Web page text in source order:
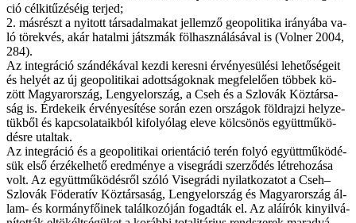
ció cél­ki­tű­zé­sé­ig ter­jed;
2. más­részt a nyi­tott tár­sa­dal­ma­kat jel­lem­ző geo­po­li­ti­ka irá­nyá­ba va­
ló tö­rek­vés, akár ha­tal­mi játsz­mák föl­hasz­ná­lá­sá­val is (Volner 2004,
284).
Az in­teg­rá­ció szán­dé­ká­val kez­di ke­res­ni ér­vé­nye­sü­lé­si le­he­tő­sé­ge­it
és he­lyét az új geo­po­li­ti­kai adott­sá­gok­nak meg­fe­le­lő­en töb­bek kö­
zött Ma­gyar­or­szág, Len­gyel­or­szág, a Cseh és a Szlo­vák Köz­tár­sa­
ság is. Ér­de­ke­ik ér­vé­nye­sí­té­se so­rán ezen or­szá­gok föld­raj­zi hely­ze­
tük­ből és kap­cso­la­ta­ik­ból ki­fo­lyó­lag ele­ve köl­csö­nös együtt­mű­kö­
dés­re utal­tak.
Az in­teg­rá­ció és a geo­po­li­ti­kai ori­en­tá­ció te­rén fo­lyó együtt­mű­kö­dé­
sük el­ső ér­zé­kel­he­tő ered­mé­nye a vi­seg­rá­di szer­ző­dés lét­re­ho­zá­sa
volt. Az együtt­mű­kö­dés­ről szó­ló Vi­seg­rá­di nyi­lat­ko­za­tot a Cseh–
Szlovák Fö­de­ra­tív Köz­tár­sa­ság, Len­gyel­or­szág és Ma­gyar­or­szág ál­
lam- és kor­mány­fő­i­nek ta­lál­ko­zó­ján fo­gad­ták el. Az alá­írók ki­nyil­vá­